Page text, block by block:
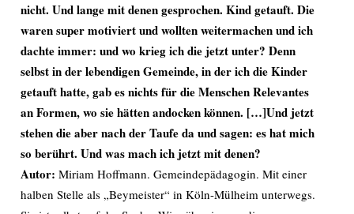
nicht. Und lange mit denen gesprochen. Kind getauft. Die
waren super motiviert und wollten weitermachen und ich
dachte immer: und wo krieg ich die jetzt unter? Denn
selbst in der lebendigen Gemeinde, in der ich die Kinder
getauft hatte, gab es nichts für die Menschen Relevantes
an Formen, wo sie hätten andocken können. […]Und jetzt
stehen die aber nach der Taufe da und sagen: es hat mich
so berührt. Und was mach ich jetzt mit denen?
Autor: Miriam Hoffmann. Gemeindepädagogin. Mit einer
halben Stelle als „Beymeister“ in Köln-Mülheim unterwegs.